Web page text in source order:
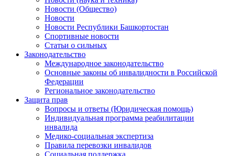
Новости (Общество)
Новости
Новости Республики Башкортостан
Спортивные новости
Статьи о сильных
Законодательство
Международное законодательство
Основные законы об инвалидности в Российской
Федерации
Региональное законодательство
Защита прав
Вопросы и ответы (Юридическая помощь)
Индивидуальная программа реабилитации
инвалида
Медико-социальная экспертиза
Правила перевозки инвалидов
Социальная поддержка